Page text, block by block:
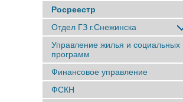
Росреестр
Отдел ГЗ г.Снежинска
Управление жилья и социальных
программ
Финансовое управление
ФСКН